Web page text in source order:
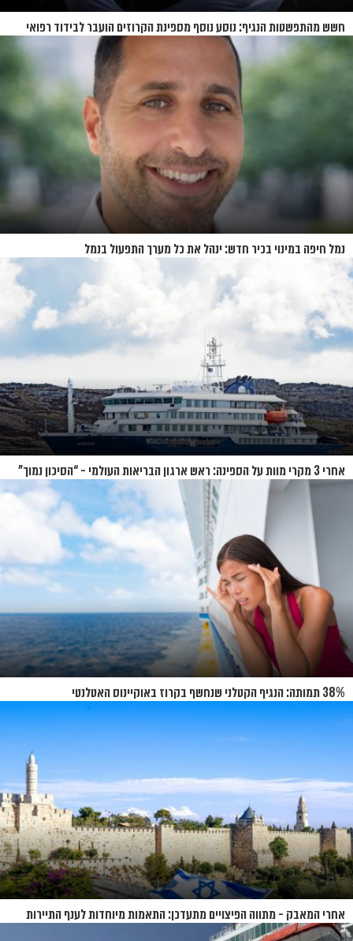
חשש מהתפשטות הנגיף: נוסע נוסף מספינת הקרוזים הועבר לבידוד רפואי
בנברסקה
נמל חיפה במינוי בכיר חדש: ינהל את כל מערך התפעול בנמל
אחרי 3 מקרי מוות על הספינה: ראש ארגון הבריאות העולמי - “הסיכון נמוך”
38% תמותה: הנגיף הקטלני שנחשף בקרוז באוקיינוס האטלנטי
אחרי המאבק - מתווה הפיצויים מתעדכן: התאמות מיוחדות לענף התיירות